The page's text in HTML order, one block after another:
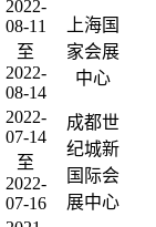
2022-
08-11
至
2022-
08-14
上海国
家会展
中心
2022-
07-14
至
2022-
07-16
成都世
纪城新
国际会
展中心